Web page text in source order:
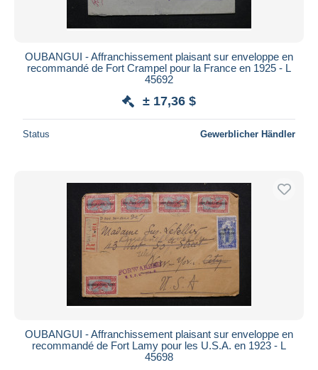
OUBANGUI - Affranchissement plaisant sur enveloppe en
recommandé de Fort Crampel pour la France en 1925 - L
45692
± 17,36 $
Status Gewerblicher Händler
OUBANGUI - Affranchissement plaisant sur enveloppe en
recommandé de Fort Lamy pour les U.S.A. en 1923 - L
45698